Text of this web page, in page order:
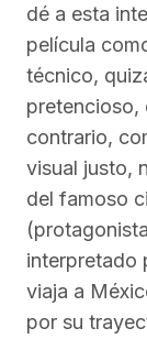
dé a esta
película
técnico,
pretencioso,
contrario,
visual justo,
del famoso
interpretado
viaja a
por su